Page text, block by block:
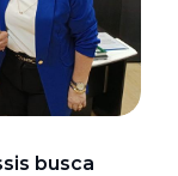
busca